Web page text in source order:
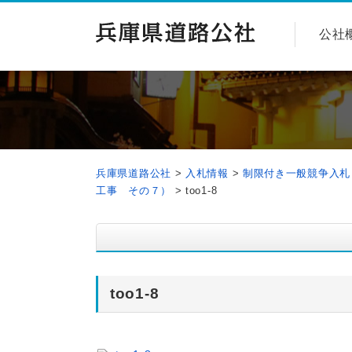
公社
兵庫県道路公社 > 入札情報 > 制限付き一般競争入札
工事 その７）
>too1-8
too1-8